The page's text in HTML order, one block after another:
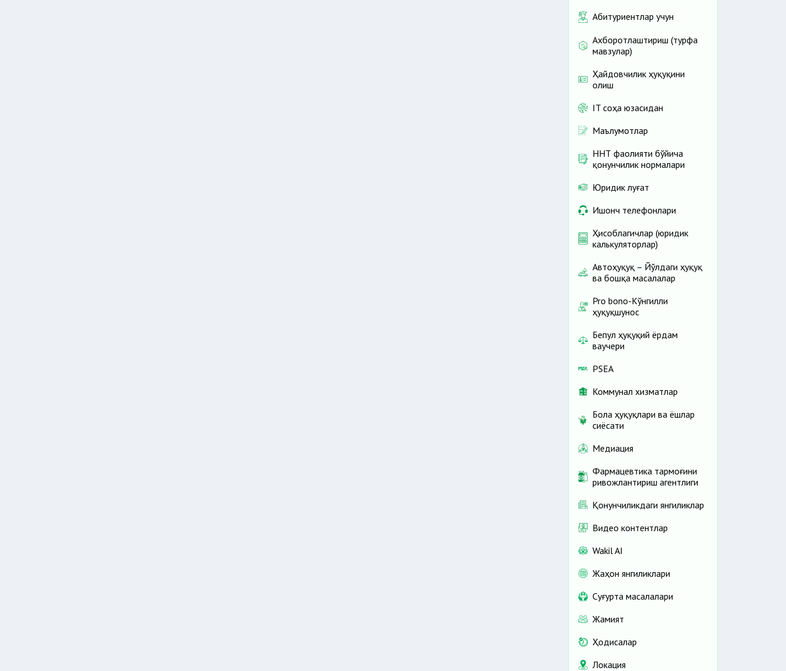
Абитуриентлар учун
Ахборотлаштириш (турфа
мавзулар)
Ҳайдовчилик ҳуқуқини
олиш
IT соҳа юзасидан
Маълумотлар
ННТ фаолияти бўйича
қонунчилик нормалари
Юридик луғат
Ишонч телефонлари
Ҳисоблагичлар (юридик
калькуляторлар)
Автоҳуқуқ – Йўлдаги ҳуқуқ
ва бошқа масалалар
Pro bono-Кўнгилли
ҳуқуқшунос
Бепул ҳуқуқий ёрдам
ваучери
PSEA
Коммунал хизматлар
Бола ҳуқуқлари ва ёшлар
сиёсати
Медиация
Фармацевтика тармоғини
ривожлантириш агентлиги
Қонунчиликдаги янгиликлар
Видео контентлар
Wakil AI
Жаҳон янгиликлари
Cуғурта масалалари
Жамият
Ҳодисалар
Локация